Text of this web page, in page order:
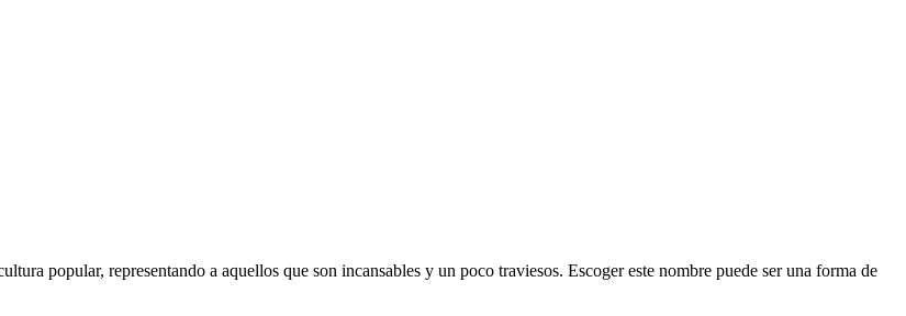
popular, representando a aquellos que son incansables y un poco traviesos. Escoger este nombre puede ser una forma de